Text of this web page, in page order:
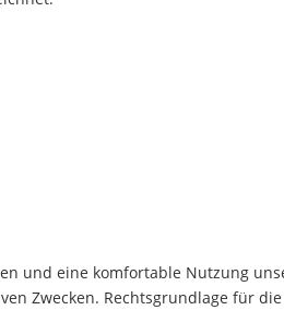
und eine komfortable Nutzung
Zwecken. Rechtsgrundlage für